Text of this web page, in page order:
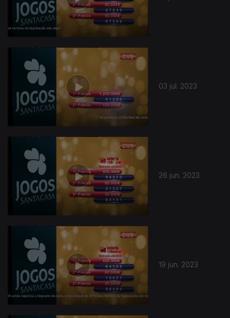
03 jul. 2023
26 jun. 2023
19 jun. 2023